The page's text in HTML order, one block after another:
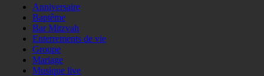
Anniversaire
Baptême
Bar Mitzvah
Enterrements de vie
Groupe
Mariage
Musique live